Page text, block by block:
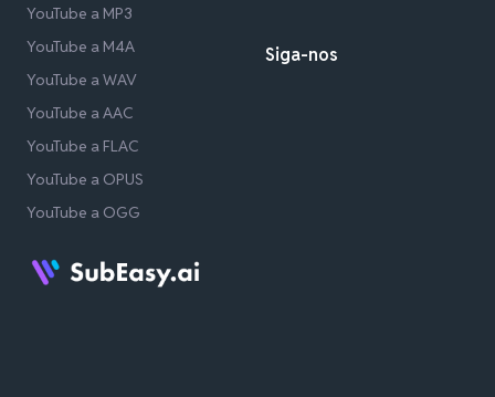
YouTube a MP3
YouTube a M4A
YouTube a WAV
YouTube a AAC
YouTube a FLAC
YouTube a OPUS
YouTube a OGG
Siga-nos